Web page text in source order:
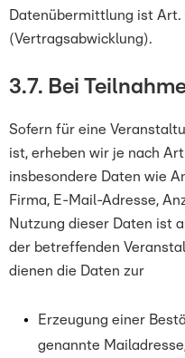
Datenübermittlung ist Art.
(Vertragsabwicklung).
3.7. Bei
Sofern für eine
ist, erheben wir je nach
insbesondere Daten wie
Firma, E-Mail-Adresse,
Nutzung dieser Daten ist
der betreffenden
dienen die Daten zur
Erzeugung einer
genannte